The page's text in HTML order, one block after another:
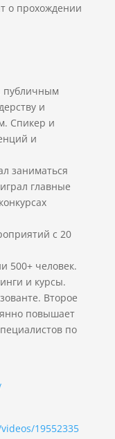
о прохождении
публичным
и
Спикер и
и
заниматься
главные
с 20
500+ человек.
и курсы.
Второе
повышает
по
19552335